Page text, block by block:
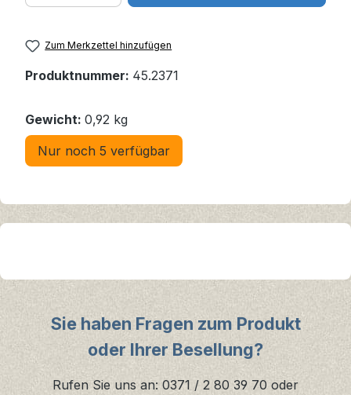
Zum Merkzettel hinzufügen
Produktnummer: 45.2371
Gewicht: 0,92 kg
Nur noch 5 verfügbar
Sie haben Fragen zum Produkt
oder Ihrer Besellung?
Rufen Sie uns an: 0371 / 2 80 39 70 oder